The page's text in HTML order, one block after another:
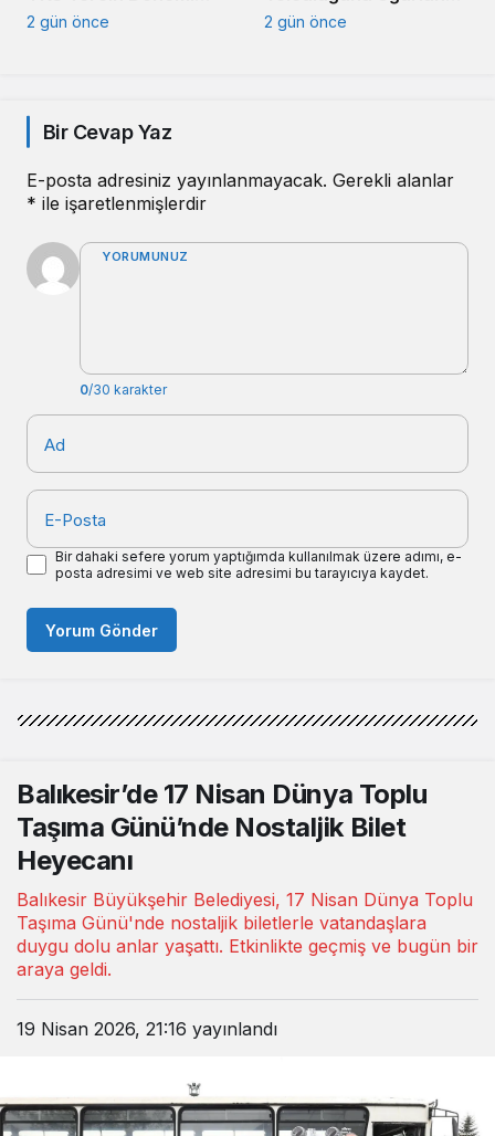
Mesajı
2 gün önce
Balıkesir’in Duayen
2 gün önce
Bir Cevap Yaz
E-posta adresiniz yayınlanmayacak. Gerekli alanlar
* ile işaretlenmişlerdir
YORUMUNUZ
0/30 karakter
Ad
E-Posta
Bir dahaki sefere yorum yaptığımda kullanılmak üzere adımı, e-
posta adresimi ve web site adresimi bu tarayıcıya kaydet.
Yorum Gönder
Balıkesir’de 17 Nisan Dünya Toplu
Taşıma Günü’nde Nostaljik Bilet
Heyecanı
Balıkesir Büyükşehir Belediyesi, 17 Nisan Dünya Toplu
Taşıma Günü'nde nostaljik biletlerle vatandaşlara
duygu dolu anlar yaşattı. Etkinlikte geçmiş ve bugün bir
araya geldi.
19 Nisan 2026, 21:16 yayınlandı